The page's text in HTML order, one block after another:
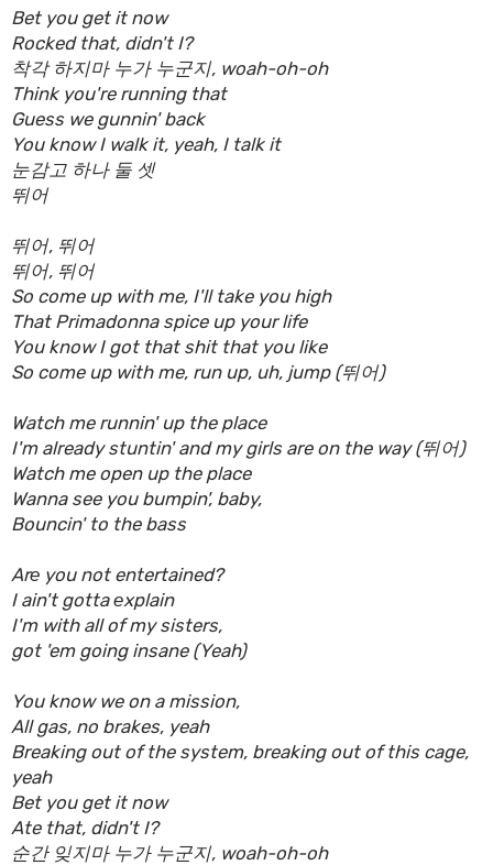
Bet you get it now
Rocked that, didn't I?
착각 하지마 누가 누군지, woah-oh-oh
Think you're running that
Guess we gunnin' back
You know I walk it, yeah, I talk it
눈감고 하나 둘 셋
뛰어
뛰어, 뛰어
뛰어, 뛰어
So come up with me, I'll take you high
That Primadonna spice up your life
You know I got that shit that you like
So come up with me, run up, uh, jump (뛰어)
Watch me runnin' up the place
I'm already stuntin' and my girls are on the way (뛰어)
Watch me open up the place
Wanna see you bumpin', baby,
Bouncin' to the bass
Arе you not entertained?
I ain't gotta еxplain
I'm with all of my sisters,
got 'em going insane (Yeah)
You know we on a mission,
All gas, no brakes, yeah
Breaking out of the system, breaking out of this cage,
yeah
Bet you get it now
Ate that, didn't I?
순간 잊지마 누가 누군지, woah-oh-oh